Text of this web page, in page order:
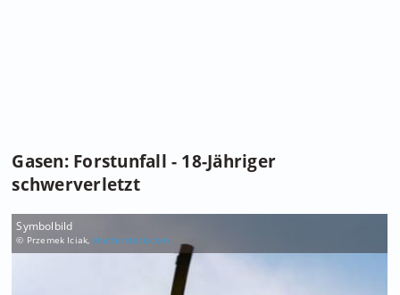
Gasen: Forstunfall - 18-Jähriger
schwerverletzt
Symbolbild
© Przemek Iciak, shutterstock.com